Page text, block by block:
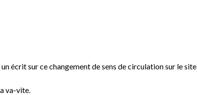
écrit sur ce changement de sens de circulation sur le site
va-vite.